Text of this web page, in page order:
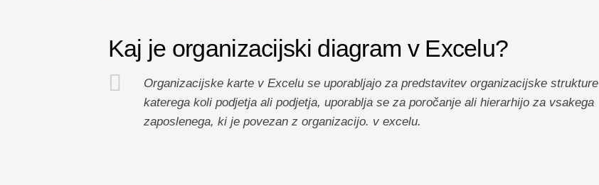
Kaj je organizacijski diagram v Excelu?
Organizacijske karte v Excelu se uporabljajo za predstavitev organizacijske strukture
katerega koli podjetja ali podjetja, uporablja se za poročanje ali hierarhijo za vsakega
zaposlenega, ki je povezan z organizacijo. v excelu.